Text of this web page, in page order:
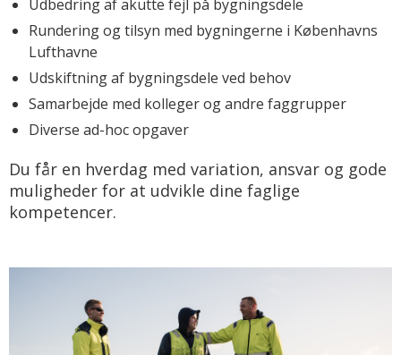
Udbedring af akutte fejl på bygningsdele
Rundering og tilsyn med bygningerne i Københavns
Lufthavne
Udskiftning af bygningsdele ved behov
Samarbejde med kolleger og andre faggrupper
Diverse ad-hoc opgaver
Du får en hverdag med variation, ansvar og gode
muligheder for at udvikle dine faglige
kompetencer.